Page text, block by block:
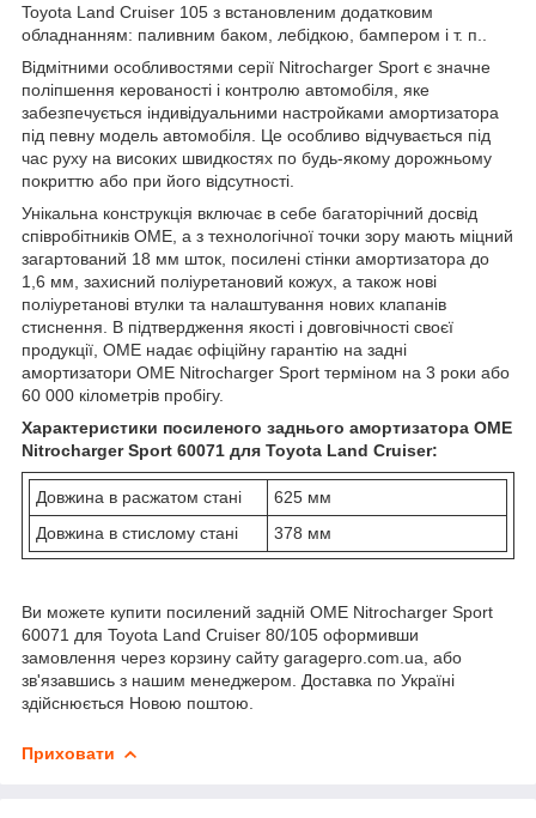
Toyota Land Cruiser 105 з встановленим додатковим
обладнанням: паливним баком, лебідкою, бампером і т. п..
Відмітними особливостями серії Nitrocharger Sport є значне
поліпшення керованості і контролю автомобіля, яке
забезпечується індивідуальними настройками амортизатора
під певну модель автомобіля. Це особливо відчувається під
час руху на високих швидкостях по будь-якому дорожньому
покриттю або при його відсутності.
Унікальна конструкція включає в себе багаторічний досвід
співробітників OME, а з технологічної точки зору мають міцний
загартований 18 мм шток, посилені стінки амортизатора до
1,6 мм, захисний поліуретановий кожух, а також нові
поліуретанові втулки та налаштування нових клапанів
стиснення. В підтвердження якості і довговічності своєї
продукції, OME надає офіційну гарантію на задні
амортизатори OME Nitrocharger Sport терміном на 3 роки або
60 000 кілометрів пробігу.
Характеристики посиленого заднього амортизатора OME
Nitrocharger Sport 60071 для Toyota Land Cruiser:
Довжина в расжатом стані
625 мм
Довжина в стислому стані
378 мм
Ви можете купити посилений задній OME Nitrocharger Sport
60071 для Toyota Land Cruiser 80/105 оформивши
замовлення через корзину сайту garagepro.com.ua, або
зв'язавшись з нашим менеджером. Доставка по Україні
здійснюється Новою поштою.
Приховати